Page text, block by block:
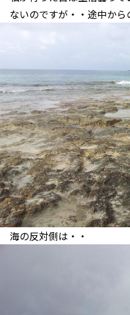
ないのですが・・途中から
海の反対側は・・